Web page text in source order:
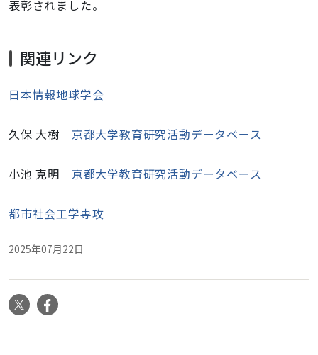
表彰されました。
関連リンク
日本情報地球学会
久保 大樹 京都大学教育研究活動データベース
小池 克明 京都大学教育研究活動データベース
都市社会工学専攻
2025年07月22日
X